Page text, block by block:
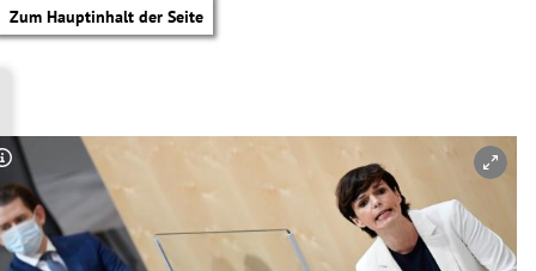
Zum Hauptinhalt der Seite
Copyright-Hinweis öffnen/schließen